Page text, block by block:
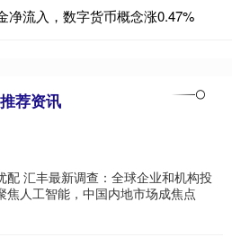
净流入，数字货币概念涨0.47%
推荐资讯
配 汇丰最新调查：全球企业和机构投
焦人工智能，中国内地市场成焦点